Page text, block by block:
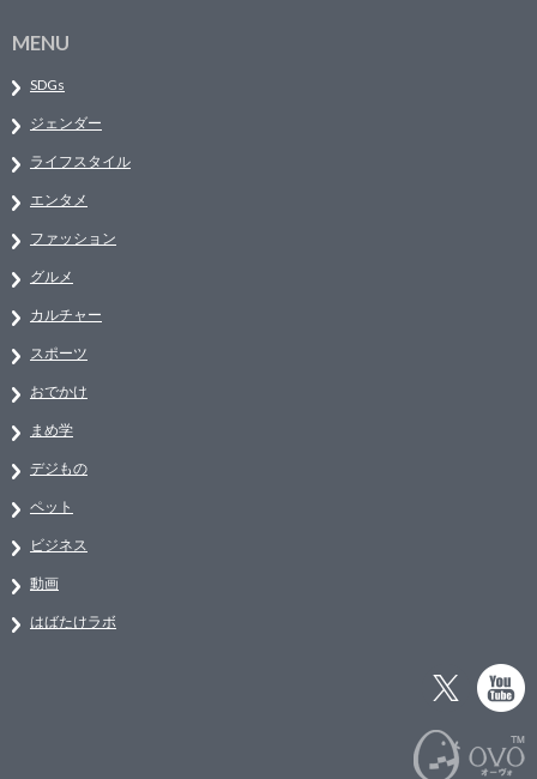
MENU
SDGs
ジェンダー
ライフスタイル
エンタメ
ファッション
グルメ
カルチャー
スポーツ
おでかけ
まめ学
デジもの
ペット
ビジネス
動画
はばたけラボ